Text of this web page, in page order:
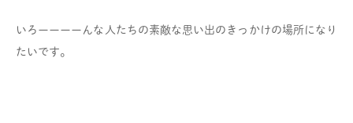
いろーーーーんな人たちの素敵な思い出のきっかけの場所になり
たいです。